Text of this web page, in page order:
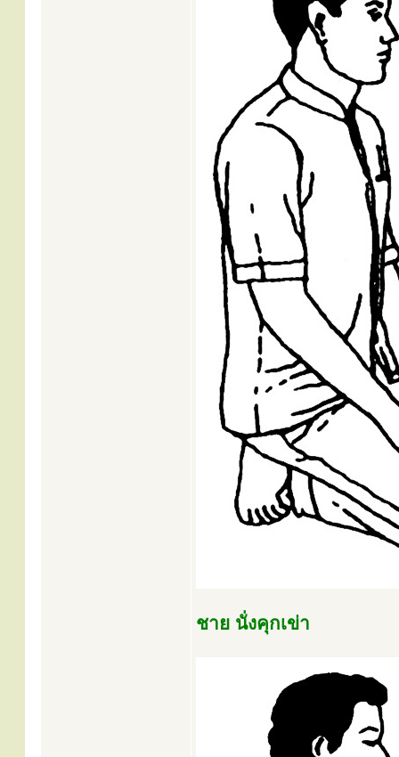
ชาย นั่งคุกเข่า